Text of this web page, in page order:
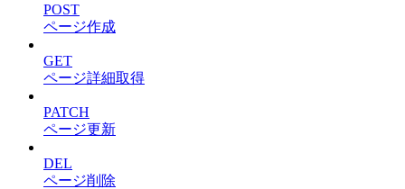
POST
ページ作成
GET
ページ詳細取得
PATCH
ページ更新
DEL
ページ削除